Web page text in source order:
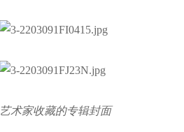
艺术家收藏的专辑封面